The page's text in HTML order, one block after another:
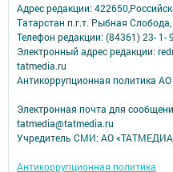
Адрес редакции:
Татарстан п.г.т. Рыбная
Телефон редакции: (84361) 23- 1-
Электронный адрес редакции:
tatmedia.ru
Антикоррупционная политика
Электронная почта для
tatmedia@tatmedia.ru
Учредитель СМИ: АО
Антикоррупционная политика